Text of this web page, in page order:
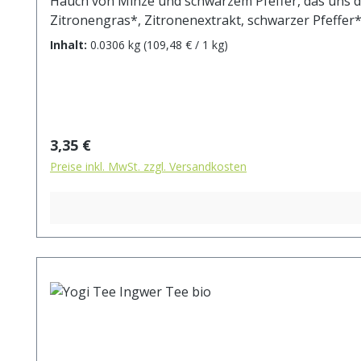
Zitronengras*, Zitronenextrakt, schwarzer
gekennzeichneten Zutaten stammen aus
Inhalt: 0.0306 kg (109,48 € / 1 kg)
Regulärer Preis:
3,35 €
Preise inkl. MwSt. zzgl. Versandkosten